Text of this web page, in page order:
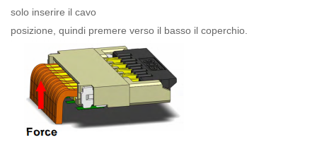
solo inserire il cavo
posizione, quindi premere verso il basso il coperchio.